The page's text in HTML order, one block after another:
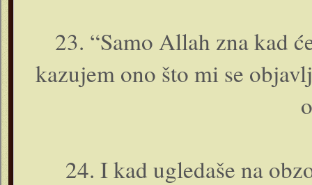
23. “Samo Allah zna kad
kazujem o­no što mi se
24. I kad ugledaše na